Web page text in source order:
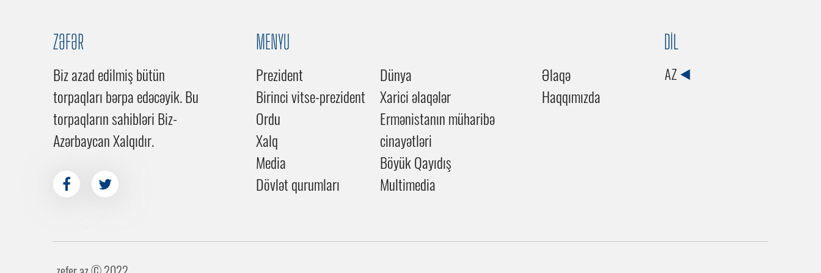
ZƏFƏR
Biz azad edilmiş bütün
torpaqları bərpa edəcəyik. Bu
torpaqların sahibləri Biz-
Azərbaycan Xalqıdır.
MENYU
Prezident
Birinci vitse-prezident
Ordu
Xalq
Media
Dövlət qurumları
Dünya
Xarici əlaqələr
Ermənistanın müharibə
cinayətləri
Böyük Qayıdış
Multimedia
Əlaqə
Haqqımızda
DİL
AZ